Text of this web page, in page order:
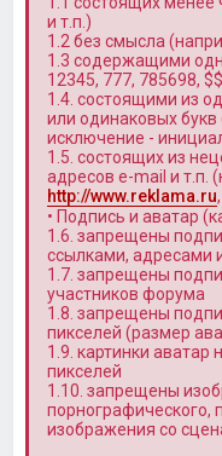
и т.п.)
1.2 без смысла
1.3 содержащими
12345, 777, 785698,
1.4. состоящими из
или одинаковых букв
исключение -
1.5. состоящих из
адресов e-mail и т.п.
http://www.reklama.ru,
• Подпись и аватар
1.6. запрещены
ссылками, адресами
1.7. запрещены
участников форума
1.8. запрещены
пикселей (размер
1.9. картинки
пикселей
1.10. запрещены
порнографического,
изображения со